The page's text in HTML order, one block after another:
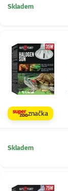
Skladem
značka
Skladem